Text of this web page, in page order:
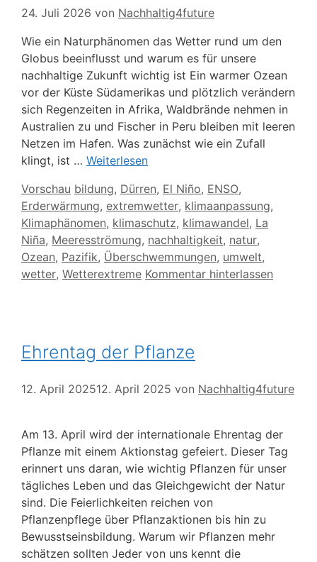
24. Juli 2026 von Nachhaltig4future
Wie ein Naturphänomen das Wetter rund um den
Globus beeinflusst und warum es für unsere
nachhaltige Zukunft wichtig ist Ein warmer Ozean
vor der Küste Südamerikas und plötzlich verändern
sich Regenzeiten in Afrika, Waldbrände nehmen in
Australien zu und Fischer in Peru bleiben mit leeren
Netzen im Hafen. Was zunächst wie ein Zufall
klingt, ist … Weiterlesen
Kategorien
Vorschau Schlagwörter
bildung, Dürren, El Niño, ENSO,
Erderwärmung, extremwetter, klimaanpassung,
Klimaphänomen, klimaschutz, klimawandel, La
Niña, Meeresströmung, nachhaltigkeit, natur,
Ozean, Pazifik, Überschwemmungen, umwelt,
wetter, Wetterextreme Kommentar hinterlassen
Ehrentag der Pflanze
12. April 202512. April 2025 von Nachhaltig4future
​Am 13. April wird der internationale Ehrentag der
Pflanze mit einem Aktionstag gefeiert. Dieser Tag
erinnert uns daran, wie wichtig Pflanzen für unser
tägliches Leben und das Gleichgewicht der Natur
sind. Die Feierlichkeiten reichen von
Pflanzenpflege über Pflanzaktionen bis hin zu
Bewusstseinsbildung.​ Warum wir Pflanzen mehr
schätzen sollten Jeder von uns kennt die